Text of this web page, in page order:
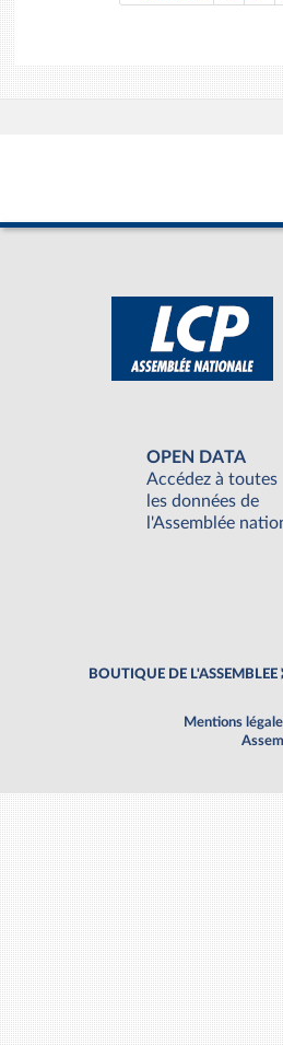
OPEN DATA
Accédez à toutes
les données de
l'Assemblée
BOUTIQUE DE L'ASSEMBLEE
Mentions